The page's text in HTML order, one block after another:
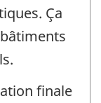
Ça
finale